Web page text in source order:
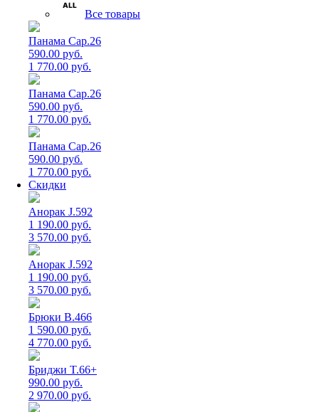
Все товары
Панама Cap.26
590.00 руб.
1 770.00 руб.
Панама Cap.26
590.00 руб.
1 770.00 руб.
Панама Cap.26
590.00 руб.
1 770.00 руб.
Скидки
Анорак J.592
1 190.00 руб.
3 570.00 руб.
Анорак J.592
1 190.00 руб.
3 570.00 руб.
Брюки B.466
1 590.00 руб.
4 770.00 руб.
Бриджи T.66+
990.00 руб.
2 970.00 руб.